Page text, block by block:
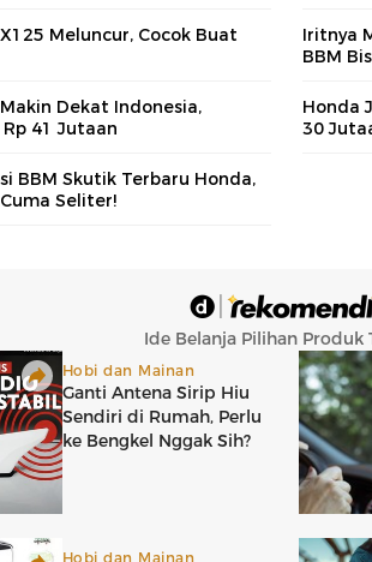
Meluncur, Cocok Buat
Iritnya
BBM
Dekat Indonesia,
41 Jutaan
Honda
30
BBM Skutik Terbaru Honda,
Seliter!